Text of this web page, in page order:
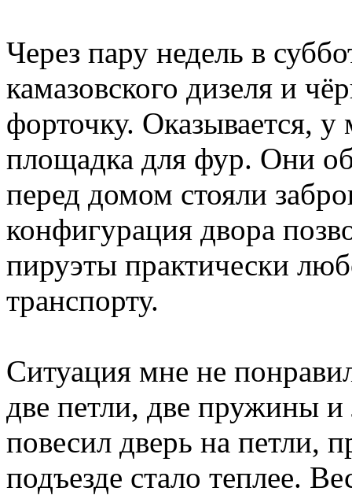
Через пару недель в
камазовского дизеля и
форточку. Оказывается,
площадка для фур. Они
перед домом стояли
конфигурация двора
пируэты практически
транспорту.
Ситуация мне не
две петли, две пружины
повесил дверь на петли,
подъезде стало теплее.